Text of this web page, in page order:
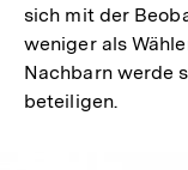
sich mit der
weniger als
Nachbarn werde
beteiligen.